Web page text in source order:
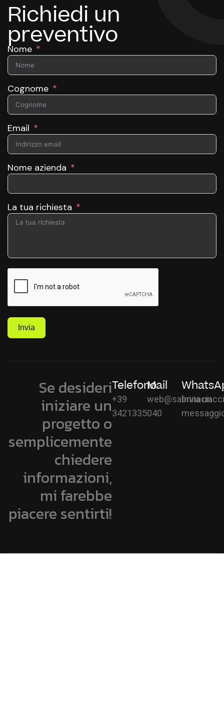
Richiedi un
preventivo
Nome
Cognome
Email
Nome azienda
La tua richiesta
Invia
Se desideri
iniziare un
progetto o
semplicemente
chiedere
informazioni,
mi farebbe
piacere sentirti!
Telefono
+39
3421335040
Mail
Invia un